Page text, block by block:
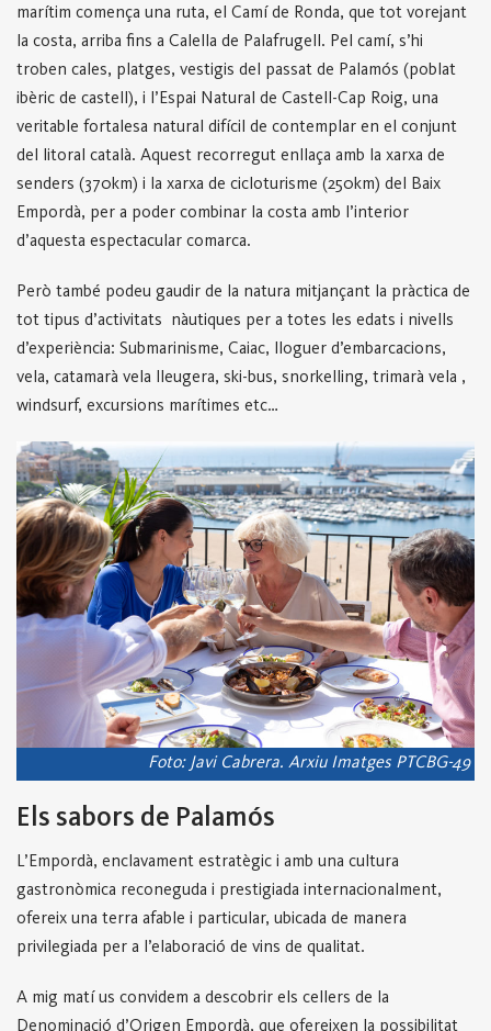
marítim comença una ruta, el Camí de Ronda, que tot vorejant
la costa, arriba fins a Calella de Palafrugell. Pel camí, s’hi
troben cales, platges, vestigis del passat de Palamós (poblat
ibèric de castell), i l’Espai Natural de Castell-Cap Roig, una
veritable fortalesa natural difícil de contemplar en el conjunt
del litoral català. Aquest recorregut enllaça amb la xarxa de
senders (370km) i la xarxa de cicloturisme (250km) del Baix
Empordà, per a poder combinar la costa amb l’interior
d’aquesta espectacular comarca.
Però també podeu gaudir de la natura mitjançant la pràctica de
tot tipus d’activitats nàutiques per a totes les edats i nivells
d’experiència: Submarinisme, Caiac, lloguer d’embarcacions,
vela, catamarà vela lleugera, ski-bus, snorkelling, trimarà vela ,
windsurf, excursions marítimes etc…
Foto: Javi Cabrera. Arxiu Imatges PTCBG-49
Els sabors de Palamós
L’Empordà, enclavament estratègic i amb una cultura
gastronòmica reconeguda i prestigiada internacionalment,
ofereix una terra afable i particular, ubicada de manera
privilegiada per a l’elaboració de vins de qualitat.
A mig matí us convidem a descobrir els cellers de la
Denominació d’Origen Empordà, que ofereixen la possibilitat